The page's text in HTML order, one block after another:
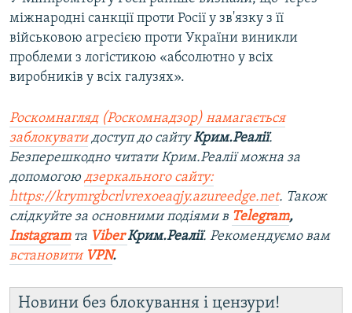
міжнародні санкції проти Росії у зв'язку з її
військовою агресією проти України виникли
проблеми з логістикою «абсолютно у всіх
виробників у всіх галузях».
Роскомнагляд (Роскомнадзор) намагається
заблокуватидоступ до сайтуКрим.Реалії.
Безперешкодно читати Крим.Реалії можна за
допомогою дзеркального сайту:
https://krymrgbcrlvrexoeaqjy.azureedge.net. Також
слідкуйте за основними подіями в Telegram,
Instagramта ViberКрим.Реалії. Рекомендуємо вам
встановити VPN.
Новини без блокування і цензури!